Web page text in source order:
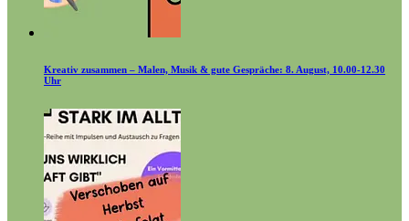
Kreativ zusammen – Malen, Musik & gute Gespräche: 8. August, 10.00-12.30
Uhr